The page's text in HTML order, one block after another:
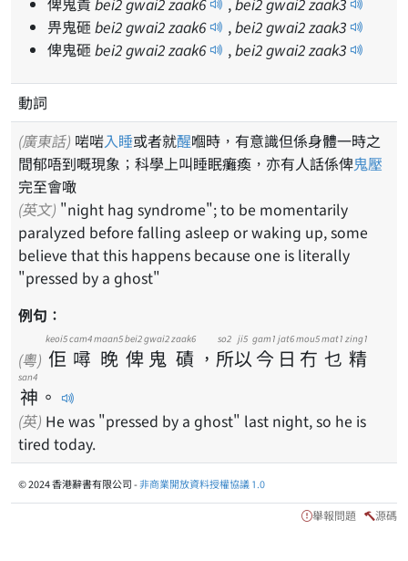
畀鬼砸bei2gwai2zaak6 ,bei2gwai2zaak3
俾鬼砸bei2gwai2zaak6 ,bei2gwai2zaak3
動詞
(廣東話) 啱啱入睡或者就醒嗰時，有意識但係身體一時之
間郁唔到嘅現象；科學上叫睡眠癱瘓，亦有人話係俾鬼壓
完至會噉
(英文)
paralyzed before falling asleep or waking up, some
believe that this happens because one is literally
"pressed by a ghost"
例句：
(粵) 佢
keoi5
噚
cam4
晚
maan5
俾
bei2
鬼
gwai2
磧
zaak6
， 所
so2
以
ji5
今
gam1
日
jat6
冇
mou5
乜
mat1
精
zing1
神
san4
。
(英) He was "pressed by a ghost" last night, so he is
tired today.
© 2024 香港辭書有限公司 -非商業開放資料授權協議 1.0
舉報問題 源碼